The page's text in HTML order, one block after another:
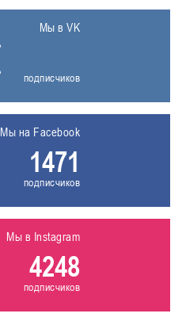
Мы в VK
подписчиков
Мы на Facebook
1471
подписчиков
Мы в Instagram
4248
подписчиков